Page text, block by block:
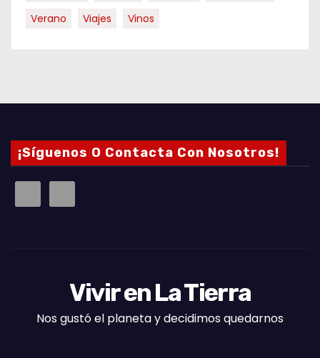
Verano
Viajes Vinos
¡Síguenos O Contacta Con Nosotros!
Vivir en La Tierra
Nos gustó el planeta y decidimos quedarnos